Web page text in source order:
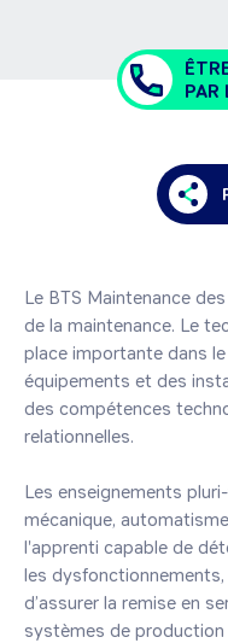
PAR
Le BTS Maintenance
de la maintenance. Le
place importante dans
équipements et des
des compétences
relationnelles.
Les enseignements
mécanique,
l'apprenti capable de
les dysfonctionnements,
d’assurer la remise en
systèmes de